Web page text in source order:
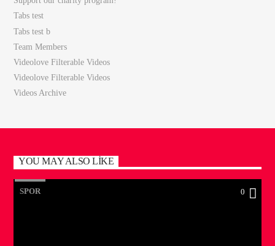
Tabs test
Tabs test b
Team Members
Videolove Filterable Videos
Videolove Filterable Videos
Videos Archive
YOU MAY ALSO LIKE
SPOR 0